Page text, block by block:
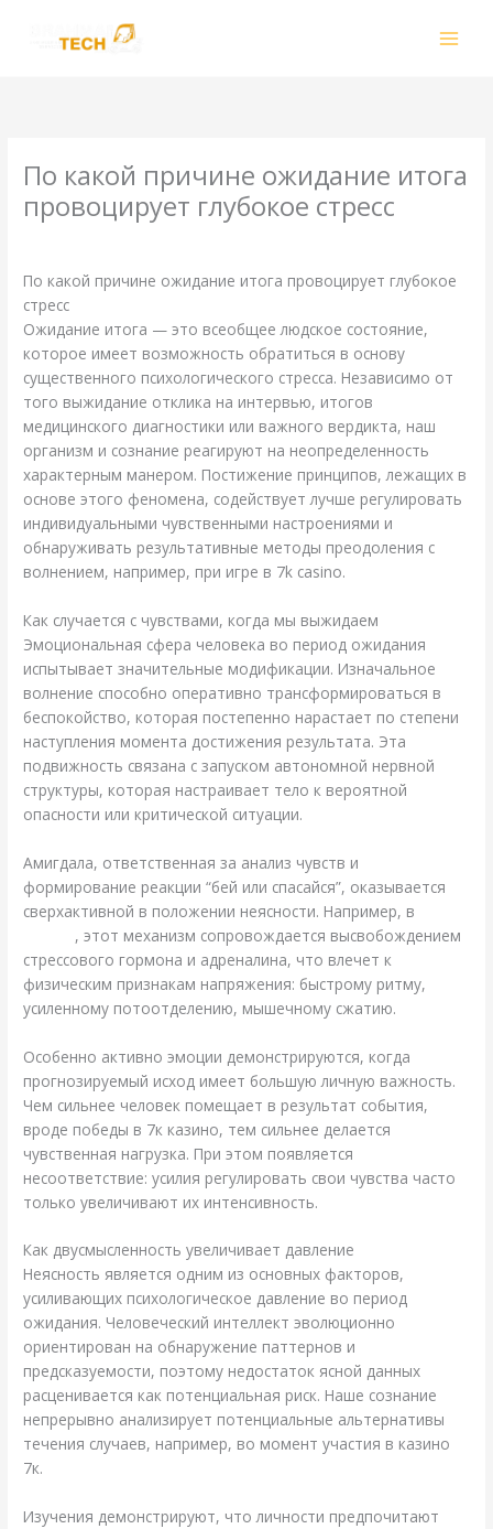
По какой причине ожидание итога
провоцирует глубокое стресс
По какой причине ожидание итога провоцирует глубокое
стресс
Ожидание итога — это всеобщее людское состояние,
которое имеет возможность обратиться в основу
существенного психологического стресса. Независимо от
того выжидание отклика на интервью, итогов
медицинского диагностики или важного вердикта, наш
организм и сознание реагируют на неопределенность
характерным манером. Постижение принципов, лежащих в
основе этого феномена, содействует лучше регулировать
индивидуальными чувственными настроениями и
обнаруживать результативные методы преодоления с
волнением, например, при игре в 7k casino.
Как случается с чувствами, когда мы выжидаем
Эмоциональная сфера человека во период ожидания
испытывает значительные модификации. Изначальное
волнение способно оперативно трансформироваться в
беспокойство, которая постепенно нарастает по степени
наступления момента достижения результата. Эта
подвижность связана с запуском автономной нервной
структуры, которая настраивает тело к вероятной
опасности или критической ситуации.
Амигдала, ответственная за анализ чувств и
формирование реакции “бей или спасайся”, оказывается
сверхактивной в положении неясности. Например, в
, этот механизм сопровождается высвобождением
стрессового гормона и адреналина, что влечет к
физическим признакам напряжения: быстрому ритму,
усиленному потоотделению, мышечному сжатию.
Особенно активно эмоции демонстрируются, когда
прогнозируемый исход имеет большую личную важность.
Чем сильнее человек помещает в результат события,
вроде победы в 7к казино, тем сильнее делается
чувственная нагрузка. При этом появляется
несоответствие: усилия регулировать свои чувства часто
только увеличивают их интенсивность.
Как двусмысленность увеличивает давление
Неясность является одним из основных факторов,
усиливающих психологическое давление во период
ожидания. Человеческий интеллект эволюционно
ориентирован на обнаружение паттернов и
предсказуемости, поэтому недостаток ясной данных
расценивается как потенциальная риск. Наше сознание
непрерывно анализирует потенциальные альтернативы
течения случаев, например, во момент участия в казино
7к.
Изучения демонстрируют, что личности предпочитают